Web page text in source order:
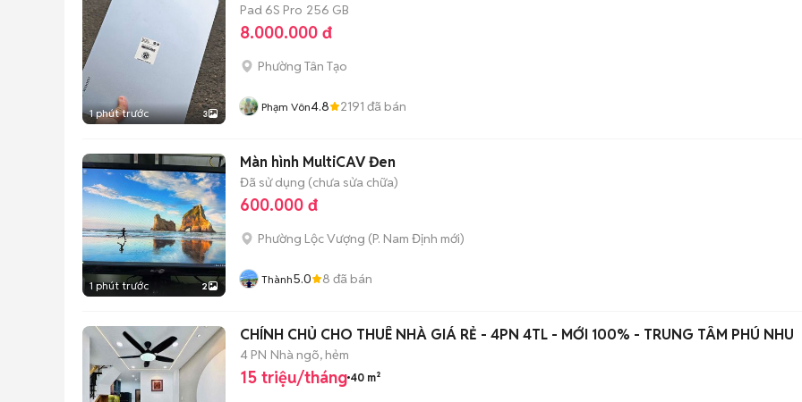
1 phút trước 3
Pad 6S Pro 256 GB
8.000.000 đ
Phường Tân Tạo
Phạm Vôn4.8 2191 đã bán
1 phút trước 2
Màn hình MultiCAV Đen
Đã sử dụng (chưa sửa chữa)
600.000 đ
Phường Lộc Vượng (P. Nam Định mới)
Thành5.0 8 đã bán
CHÍNH CHỦ CHO THUÊ NHÀ GIÁ RẺ - 4PN 4TL - MỚI 100% - TRUNG TÂM PHÚ NHU
4 PN Nhà ngõ, hẻm
15 triệu/tháng 40 m²